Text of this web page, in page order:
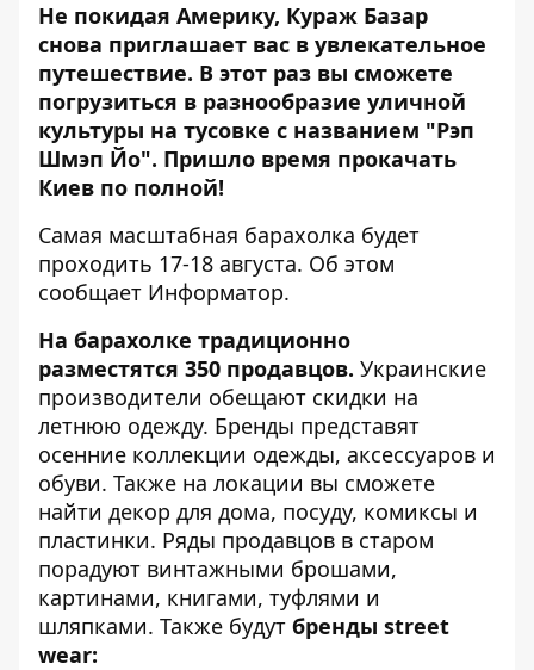
Не покидая Америку, Кураж Базар
снова приглашает вас в увлекательное
путешествие. В этот раз вы сможете
погрузиться в разнообразие уличной
культуры на тусовке с названием "Рэп
Шмэп Йо". Пришло время прокачать
Киев по полной!
Самая масштабная барахолка будет
проходить 17-18 августа. Об этом
сообщает Информатор.
На барахолке традиционно
разместятся 350 продавцов. Украинские
производители обещают скидки на
летнюю одежду. Бренды представят
осенние коллекции одежды, аксессуаров и
обуви. Также на локации вы сможете
найти декор для дома, посуду, комиксы и
пластинки. Ряды продавцов в старом
порадуют винтажными брошами,
картинами, книгами, туфлями и
шляпками. Также будут бренды street
wear: